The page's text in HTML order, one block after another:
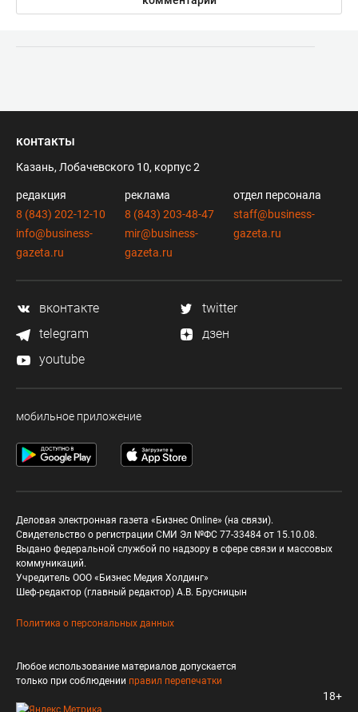
контакты
Казань, Лобачевского 10, корпус 2
редакция
8 (843) 202-12-10
info@business-
gazeta.ru
реклама
8 (843) 203-48-47
mir@business-
gazeta.ru
отдел персонала
staff@business-
gazeta.ru
вконтакте
twitter
telegram
дзен
youtube
мобильное приложение
Деловая электронная газета «Бизнес Online» (на связи).
Свидетельство о регистрации СМИ Эл №ФС 77-33484 от 15.10.08.
Выдано федеральной службой по надзору в сфере связи и массовых
коммуникаций.
Учредитель ООО «Бизнес Медия Холдинг»
Шеф-редактор (главный редактор) А.В. Брусницын
Политика о персональных данных
Любое использование материалов допускается
только при соблюдении правил перепечатки
18+